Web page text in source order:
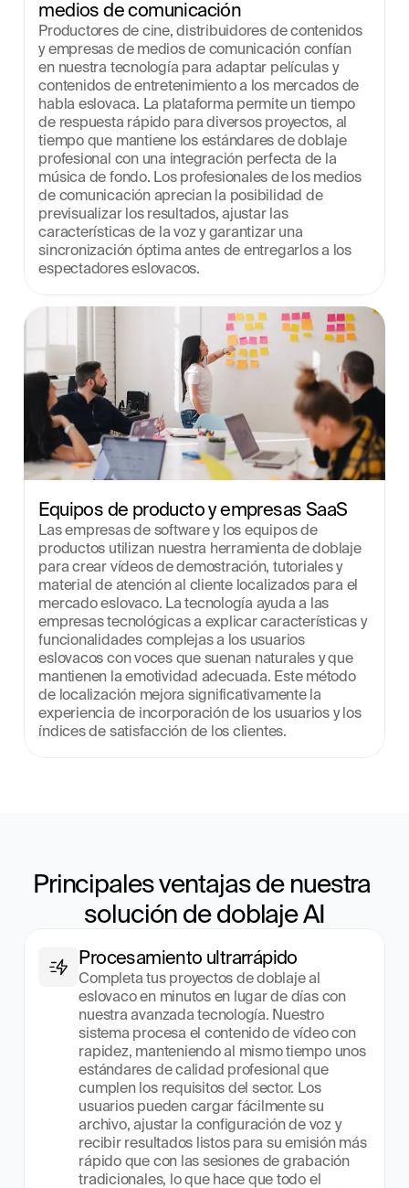
medios de comunicación
Productores de cine, distribuidores de contenidos
y empresas de medios de comunicación confían
en nuestra tecnología para adaptar películas y
contenidos de entretenimiento a los mercados de
habla eslovaca. La plataforma permite un tiempo
de respuesta rápido para diversos proyectos, al
tiempo que mantiene los estándares de doblaje
profesional con una integración perfecta de la
música de fondo. Los profesionales de los medios
de comunicación aprecian la posibilidad de
previsualizar los resultados, ajustar las
características de la voz y garantizar una
sincronización óptima antes de entregarlos a los
espectadores eslovacos.
Equipos de producto y empresas SaaS
Las empresas de software y los equipos de
productos utilizan nuestra herramienta de doblaje
para crear vídeos de demostración, tutoriales y
material de atención al cliente localizados para el
mercado eslovaco. La tecnología ayuda a las
empresas tecnológicas a explicar características y
funcionalidades complejas a los usuarios
eslovacos con voces que suenan naturales y que
mantienen la emotividad adecuada. Este método
de localización mejora significativamente la
experiencia de incorporación de los usuarios y los
índices de satisfacción de los clientes.
Principales ventajas de nuestra
solución de doblaje AI
Procesamiento ultrarrápido
Completa tus proyectos de doblaje al
eslovaco en minutos en lugar de días con
nuestra avanzada tecnología. Nuestro
sistema procesa el contenido de vídeo con
rapidez, manteniendo al mismo tiempo unos
estándares de calidad profesional que
cumplen los requisitos del sector. Los
usuarios pueden cargar fácilmente su
archivo, ajustar la configuración de voz y
recibir resultados listos para su emisión más
rápido que con las sesiones de grabación
tradicionales, lo que hace que todo el